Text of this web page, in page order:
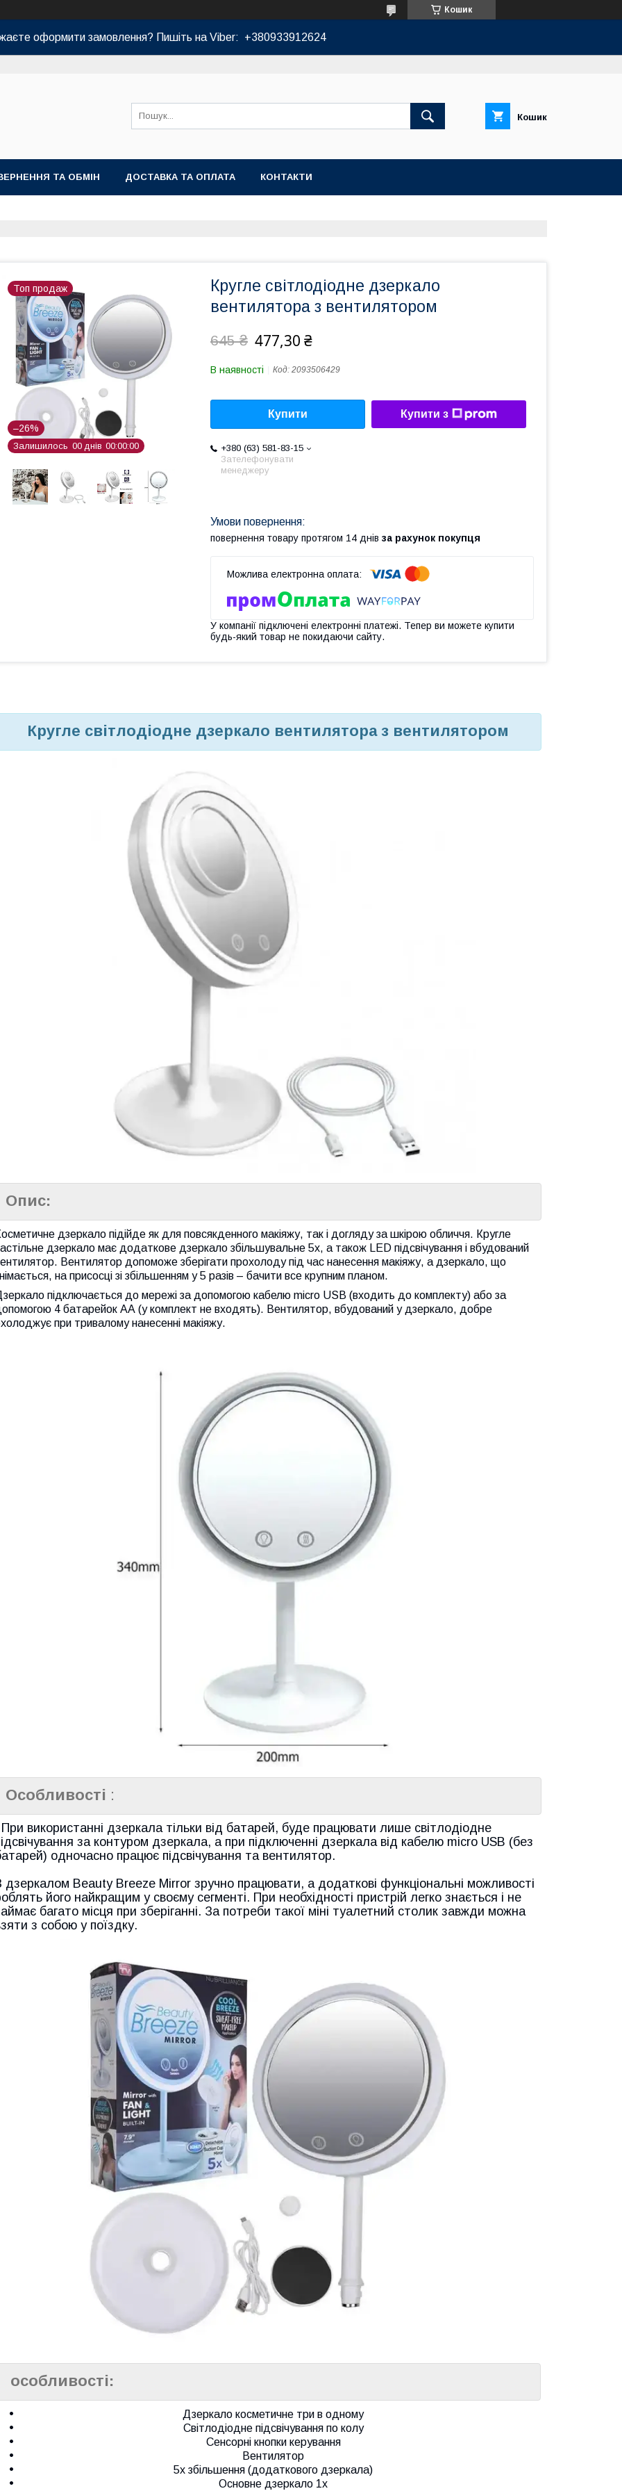
Кошик
оформити замовлення? Пишіть на Viber: +380933912624
Кошик
ТА ОБМІН ДОСТАВКА ТА ОПЛАТА КОНТАКТИ
Топ продаж
–26%
Залишилось 00 днів 00 00 00
Кругле світлодіодне дзеркало
вентилятора з вентилятором
645 ₴ 477,30 ₴
В наявності Код: 2093506429
Купити Купити з
+380 (63) 581-83-15
Зателефонувати
менеджеру
повернення товару протягом 14 днів за рахунок покупця
У компанії підключені електронні платежі. Тепер ви можете купити
будь-який товар не покидаючи сайту.
Кругле світлодіодне дзеркало вентилятора з вентилятором
Опис:
дзеркало підійде як для повсякденного макіяжу, так і догляду за шкірою обличчя. Кругле
дзеркало має додаткове дзеркало збільшувальне 5х, а також LED підсвічування і вбудований
Вентилятор допоможе зберігати прохолоду під час нанесення макіяжу, а дзеркало, що
на присосці зі збільшенням у 5 разів – бачити все крупним планом.
підключається до мережі за допомогою кабелю micro USB (входить до комплекту) або за
4 батарейок АА (у комплект не входять). Вентилятор, вбудований у дзеркало, добре
при тривалому нанесенні макіяжу.
Особливості :
використанні дзеркала тільки від батарей, буде працювати лише світлодіодне
за контуром дзеркала, а при підключенні дзеркала від кабелю micro USB (без
одночасно працює підсвічування та вентилятор.
дзеркалом Beauty Breeze Mirror зручно працювати, а додаткові функціональні можливості
його найкращим у своєму сегменті. При необхідності пристрій легко знається і не
багато місця при зберіганні. За потреби такої міні туалетний столик завжди можна
з собою у поїздку.
особливості:
Дзеркало косметичне три в одному
Світлодіодне підсвічування по колу
Сенсорні кнопки керування
Вентилятор
5х збільшення (додаткового дзеркала)
Основне дзеркало 1х